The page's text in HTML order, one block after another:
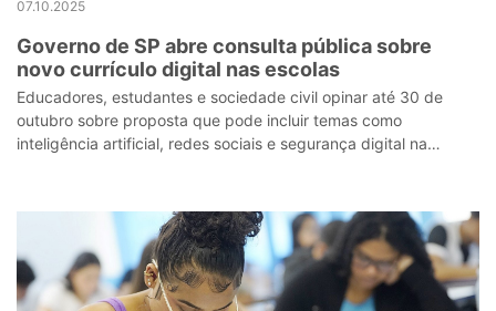
07.10.2025
Governo de SP abre consulta pública sobre
novo currículo digital nas escolas
Educadores, estudantes e sociedade civil opinar até 30 de
outubro sobre proposta que pode incluir temas como
inteligência artificial, redes sociais e segurança digital na